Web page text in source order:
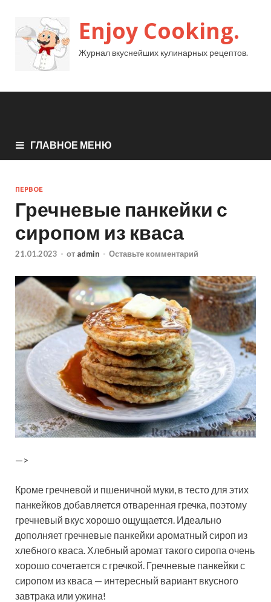
Enjoy Cooking.
Журнал вкуснейших кулинарных рецептов.
ГЛАВНОЕ МЕНЮ
ПЕРВОЕ
Гречневые панкейки с
сиропом из кваса
21.01.2023 - от admin - Оставьте комментарий
—>
Кроме гречневой и пшеничной муки, в тесто для этих
панкейков добавляется отваренная гречка, поэтому
гречневый вкус хорошо ощущается. Идеально
дополняет гречневые панкейки ароматный сироп из
хлебного кваса. Хлебный аромат такого сиропа очень
хорошо сочетается с гречкой. Гречневые панкейки с
сиропом из кваса — интересный вариант вкусного
завтрака или ужина!